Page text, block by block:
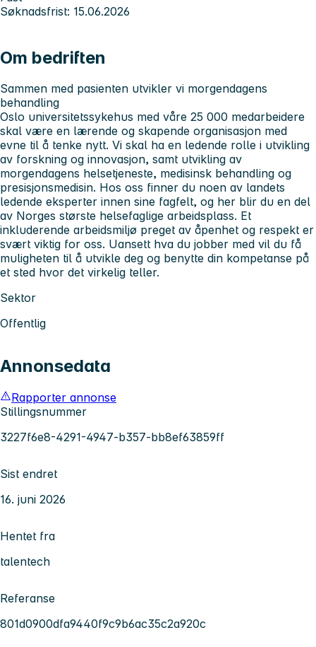
Søknadsfrist: 15.06.2026
Om bedriften
Sammen med pasienten utvikler vi morgendagens
behandling
Oslo universitetssykehus med våre 25 000 medarbeidere
skal være en lærende og skapende organisasjon med
evne til å tenke nytt. Vi skal ha en ledende rolle i utvikling
av forskning og innovasjon, samt utvikling av
morgendagens helsetjeneste, medisinsk behandling og
presisjonsmedisin. Hos oss finner du noen av landets
ledende eksperter innen sine fagfelt, og her blir du en del
av Norges største helsefaglige arbeidsplass. Et
inkluderende arbeidsmiljø preget av åpenhet og respekt er
svært viktig for oss. Uansett hva du jobber med vil du få
muligheten til å utvikle deg og benytte din kompetanse på
et sted hvor det virkelig teller.
Sektor
Offentlig
Annonsedata
Rapporter annonse
Stillingsnummer
3227f6e8-4291-4947-b357-bb8ef63859ff
Sist endret
16. juni 2026
Hentet fra
talentech
Referanse
801d0900dfa9440f9c9b6ac35c2a920c